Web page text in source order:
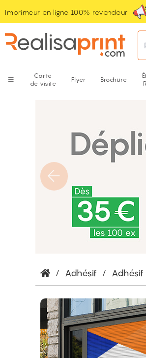
Imprimeur en ligne 100% revendeur
Carte
de visite
Flyer Brochure
/ Adhésif /